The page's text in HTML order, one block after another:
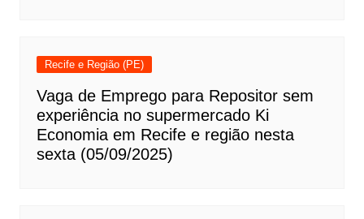
Recife e Região (PE)
Vaga de Emprego para Repositor sem
experiência no supermercado Ki
Economia em Recife e região nesta
sexta (05/09/2025)